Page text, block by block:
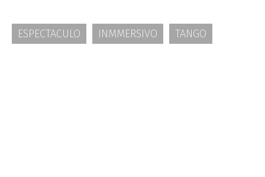
ESPECTACULO INMMERSIVO TANGO